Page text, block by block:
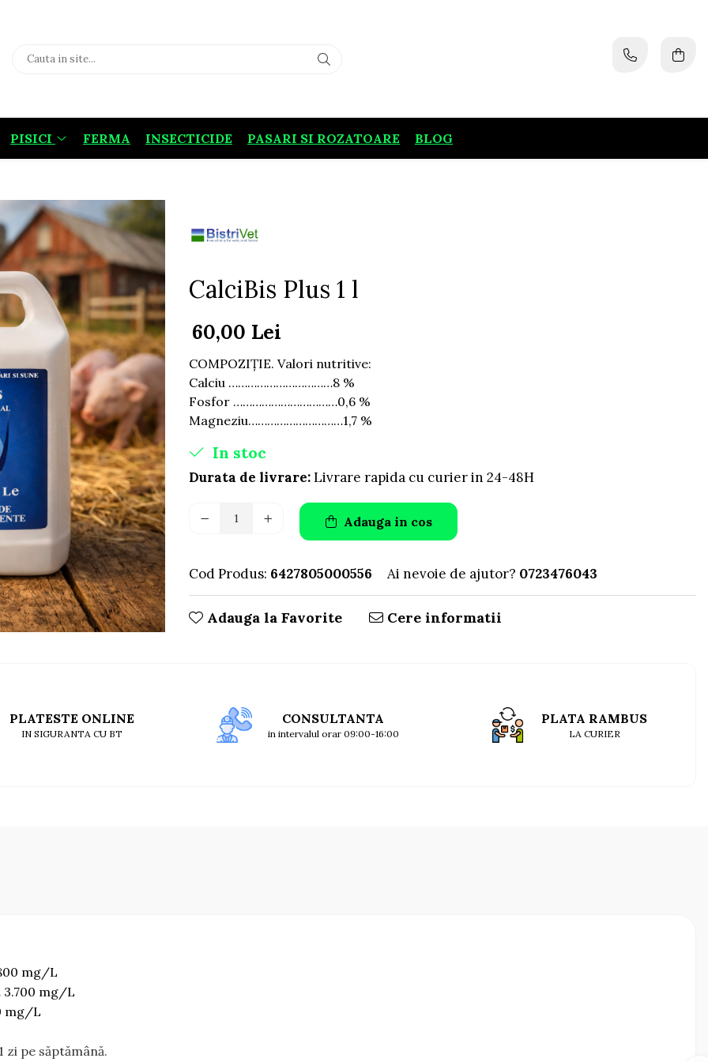
PISICI FERMA INSECTICIDE PASARI SI ROZATOARE BLOG
CalciBis Plus 1 l
60,00 Lei
COMPOZIȚIE. Valori nutritive:
Calciu ……………………………8 %
Fosfor ……………………………0,6 %
Magneziu…………………………1,7 %
In stoc
Durata de livrare:Livrare rapida cu curier in 24-48H
Adauga in cos
Cod Produs: 6427805000556 Ai nevoie de ajutor? 0723476043
Adauga la Favorite Cere informatii
PLATESTE ONLINE
IN SIGURANTA CU BT
CONSULTANTA
in intervalul orar 09:00-16:00
PLATA RAMBUS
LA CURIER
mg/L
mg/L
mg/L
zi pe săptămână.